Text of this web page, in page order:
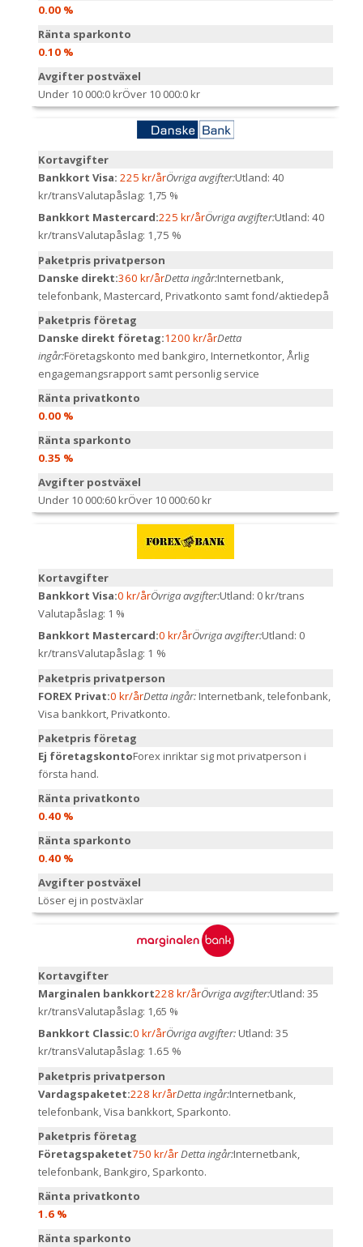
0.00 %
Ränta sparkonto
0.10 %
Avgifter postväxel
Under 10 000:0 krÖver 10 000:0 kr
Kortavgifter
Bankkort Visa: 225 kr/årÖvriga avgifter:Utland: 40
kr/transValutapåslag: 1,75 %
Bankkort Mastercard:225 kr/årÖvriga avgifter:Utland: 40
kr/transValutapåslag: 1,75 %
Paketpris privatperson
Danske direkt:360 kr/årDetta ingår:Internetbank,
telefonbank, Mastercard, Privatkonto samt fond/aktiedepå
Paketpris företag
Danske direkt företag:1200 kr/årDetta
ingår:Företagskonto med bankgiro, Internetkontor, Årlig
engagemangsrapport samt personlig service
Ränta privatkonto
0.00 %
Ränta sparkonto
0.35 %
Avgifter postväxel
Under 10 000:60 krÖver 10 000:60 kr
Kortavgifter
Bankkort Visa:0 kr/årÖvriga avgifter:Utland: 0 kr/trans
Valutapåslag: 1 %
Bankkort Mastercard:0 kr/årÖvriga avgifter:Utland: 0
kr/transValutapåslag: 1 %
Paketpris privatperson
FOREX Privat:0 kr/årDetta ingår: Internetbank, telefonbank,
Visa bankkort, Privatkonto.
Paketpris företag
Ej företagskontoForex inriktar sig mot privatperson i
första hand.
Ränta privatkonto
0.40 %
Ränta sparkonto
0.40 %
Avgifter postväxel
Löser ej in postväxlar
Kortavgifter
Marginalen bankkort228 kr/årÖvriga avgifter:Utland: 35
kr/transValutapåslag: 1,65 %
Bankkort Classic:0 kr/årÖvriga avgifter: Utland: 35
kr/transValutapåslag: 1.65 %
Paketpris privatperson
Vardagspaketet:228 kr/årDetta ingår:Internetbank,
telefonbank, Visa bankkort, Sparkonto.
Paketpris företag
Företagspaketet750 kr/årDetta ingår:Internetbank,
telefonbank, Bankgiro, Sparkonto.
Ränta privatkonto
1.6 %
Ränta sparkonto